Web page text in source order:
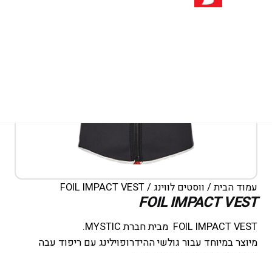
עמוד הבית/ ווסטים לווינג/ FOIL IMPACT VEST
FOIL IMPACT VEST
FOIL IMPACT VEST מבית חברת MYSTIC.
מיוצר במיוחד עבור גולשי ההידרופוילינג עם ריפוד עבה